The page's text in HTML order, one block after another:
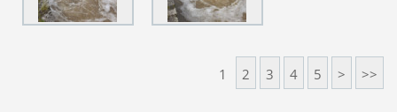
1 2 3 4 5 > >>